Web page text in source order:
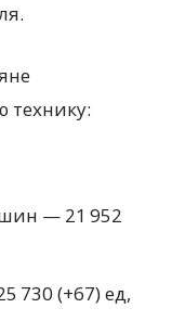
технику:
— 21 952
730 (+67) ед,